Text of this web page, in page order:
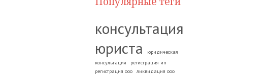
консультация
юриста
юридическая
консультация
регистрация ип
регистрация ооо
ликвидация ооо